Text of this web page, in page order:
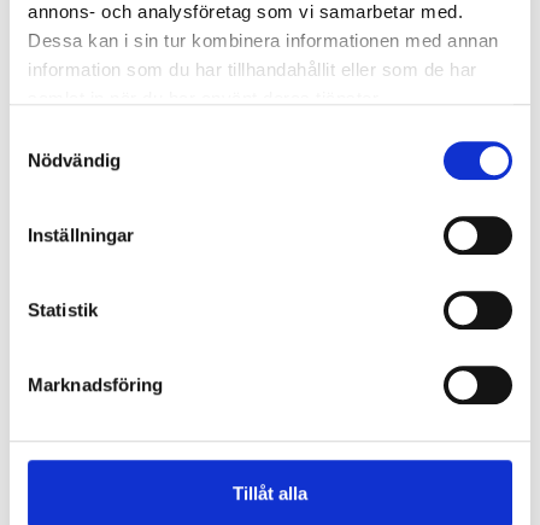
annons- och analysföretag som vi samarbetar med.
Dessa kan i sin tur kombinera informationen med annan
information som du har tillhandahållit eller som de har
Nödvändig
Inställningar
Statistik
Marknadsföring
Tillåt alla
Där kraften blir till rörelse och rörelsen till folkfest
Pilgrimsvandring längs kanalens kant
FALLEN